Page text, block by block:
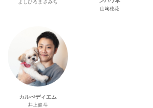
よしひろまさみち
山﨑穂花
カルぺディエム
井上健斗